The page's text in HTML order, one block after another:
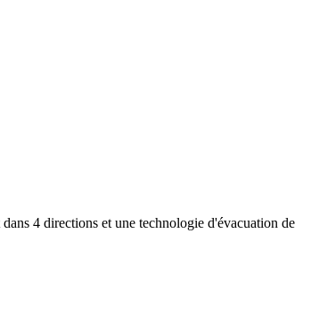
4 directions et une technologie d'évacuation de